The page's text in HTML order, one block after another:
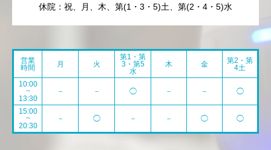
休院：祝、月、木、第(1・3・5)土、第(2・4・5)水
営業
時間
月 火
第1・第
3・第5
水
木 金
第2・第
4土
10:00
~
13:30
－ － ◯ － － ◯
15:00
~
20:30
－ ◯ － － ◯ ◯